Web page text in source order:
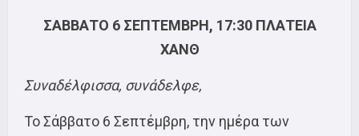
ΣΑΒΒΑΤΟ 6 ΣΕΠΤΕΜΒΡΗ, 17:30 ΠΛΑΤΕΙΑ
ΧΑΝΘ
Συναδέλφισσα, συνάδελφε,
Το Σάββατο 6 Σεπτέμβρη, την ημέρα των